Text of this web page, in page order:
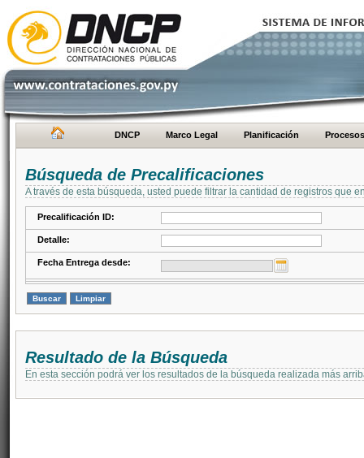
DNCP Marco Legal Planificación Procesos
Búsqueda de Precalificaciones
A través de esta búsqueda, usted puede filtrar la cantidad de registros que
Precalificación ID:
Detalle:
Fecha Entrega desde:
Resultado de la Búsqueda
En esta sección podrá ver los resultados de la búsqueda realizada más